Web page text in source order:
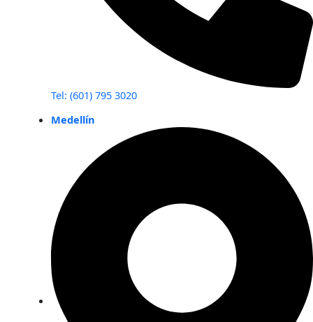
Tel: (601) 795 3020
Medellín